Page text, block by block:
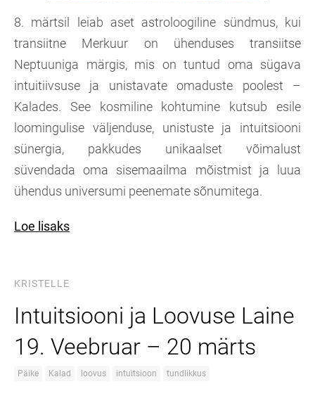
8. märtsil leiab aset astroloogiline sündmus, kui
transiitne Merkuur on ühenduses transiitse
Neptuuniga märgis, mis on tuntud oma sügava
intuitiivsuse ja unistavate omaduste poolest –
Kalades. See kosmiline kohtumine kutsub esile
loomingulise väljenduse, unistuste ja intuitsiooni
sünergia, pakkudes unikaalset võimalust
süvendada oma sisemaailma mõistmist ja luua
ühendus universumi peenemate sõnumitega.
Loe lisaks
KRISTELLE
Intuitsiooni ja Loovuse Laine
19. Veebruar – 20 märts
Päike Kalad loovus intuitsioon tundlikkus